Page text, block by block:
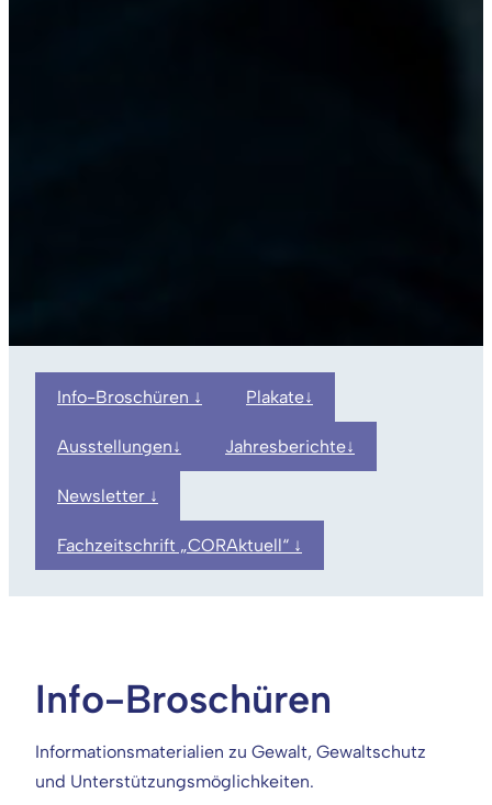
Info-Broschüren ↓ Plakate↓
Ausstellungen↓ Jahresberichte↓
Newsletter ↓
Fachzeitschrift „CORAktuell“ ↓
Info-Broschüren
Informationsmaterialien zu Gewalt, Gewaltschutz
und Unterstützungsmöglichkeiten.